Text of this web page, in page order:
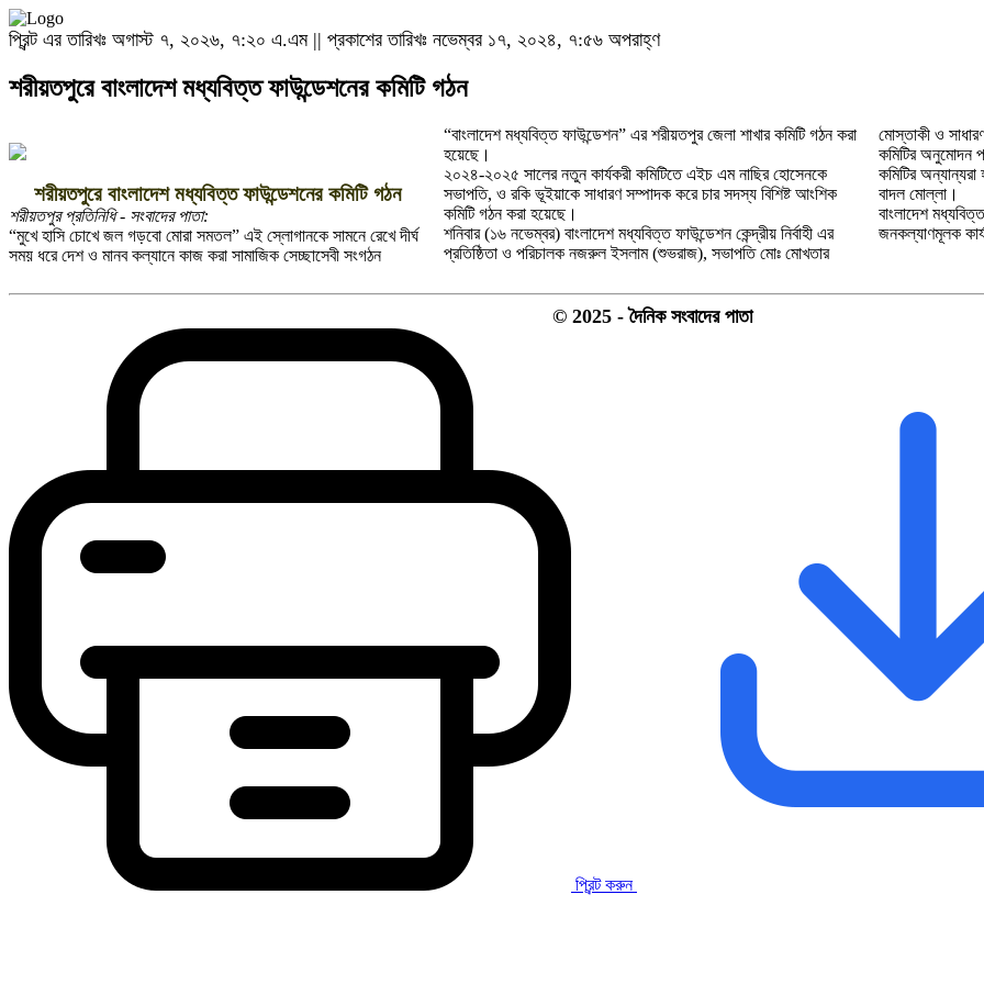
প্রিন্ট এর তারিখঃ অগাস্ট ৭, ২০২৬, ৭:২০ এ.এম || প্রকাশের তারিখঃ নভেম্বর ১৭, ২০২৪, ৭:৫৬ অপরাহ্ণ
শরীয়তপুরে বাংলাদেশ মধ্যবিত্ত ফাউন্ডেশনের কমিটি গঠন
শরীয়তপুরে বাংলাদেশ মধ্যবিত্ত ফাউন্ডেশনের কমিটি গঠন
শরীয়তপুর প্রতিনিধি - সংবাদের পাতা:
“মুখে হাসি চোখে জল গড়বো মোরা সমতল” এই স্লোগানকে সামনে রেখে দীর্ঘ
সময় ধরে দেশ ও মানব কল্যানে কাজ করা সামাজিক সেচ্ছাসেবী সংগঠন
“বাংলাদেশ মধ্যবিত্ত ফাউন্ডেশন” এর শরীয়তপুর জেলা শাখার কমিটি গঠন করা
হয়েছে।
২০২৪-২০২৫ সালের নতুন কার্যকরী কমিটিতে এইচ এম নাছির হোসেনকে
সভাপতি, ও রকি ভূইয়াকে সাধারণ সম্পাদক করে চার সদস্য বিশিষ্ট আংশিক
কমিটি গঠন করা হয়েছে।
শনিবার (১৬ নভেম্বর) বাংলাদেশ মধ্যবিত্ত ফাউন্ডেশন কেন্দ্রীয় নির্বাহী এর
প্রতিষ্ঠিতা ও পরিচালক নজরুল ইসলাম (শুভরাজ), সভাপতি মোঃ মোখতার
মোস্তাকী ও
কমিটির অনুমোদন
কমিটির
বাদল মোল্লা।
বাংলাদেশ
জনকল্যাণমূলক
© 2025 - দৈনিক সংবাদের পাতা
প্রিন্ট করুন